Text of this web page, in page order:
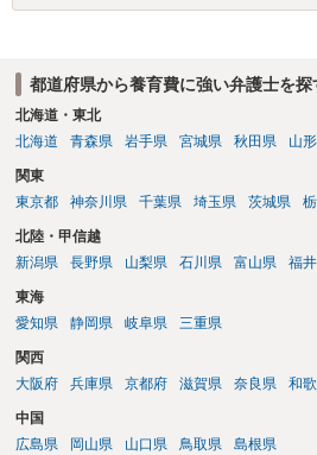
都道府県から養育費に強い弁護士を探
北海道・東北
北海道
青森県 岩手県 宮城県 秋田県 山
関東
東京都
神奈川県 千葉県 埼玉県 茨城県
北陸・甲信越
新潟県
長野県 山梨県 石川県 富山県 福
東海
愛知県
静岡県 岐阜県 三重県
関西
大阪府
兵庫県 京都府 滋賀県 奈良県 和
中国
広島県
岡山県 山口県 鳥取県 島根県